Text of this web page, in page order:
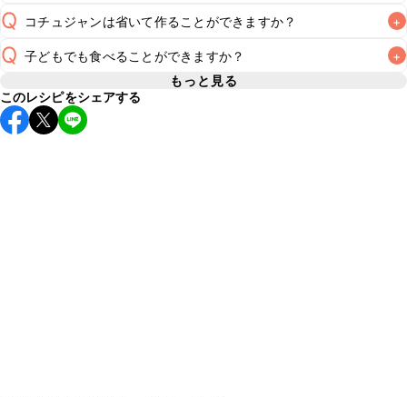
A
Q コチュジャンは省いて作ることができますか？ +
A
使用量が少ない場合は省いてもお作りいただけますが、メイ
ンの味付けとして使用している場合は省くと味がぼやける可
能性があるため、 こちら
Q 子どもでも食べることができますか？ +
コチュジャンは甘辛い風味が特徴の食材なため、お子様や辛
い味付けが苦手な方は風味や刺激を強く感じる可能性がござ
います。使用する食材や味付けにつきましては普段のお子様
もっと見る
このレシピをシェアする